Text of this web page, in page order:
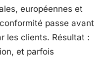
européennes et
passe avant
les clients. Résultat :
et parfois